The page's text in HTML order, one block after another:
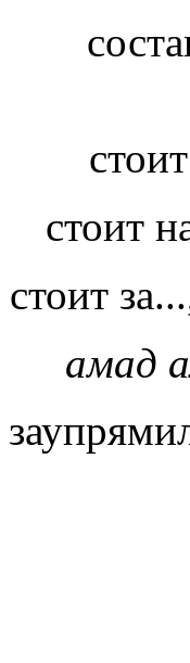
стоит
стоит
амад